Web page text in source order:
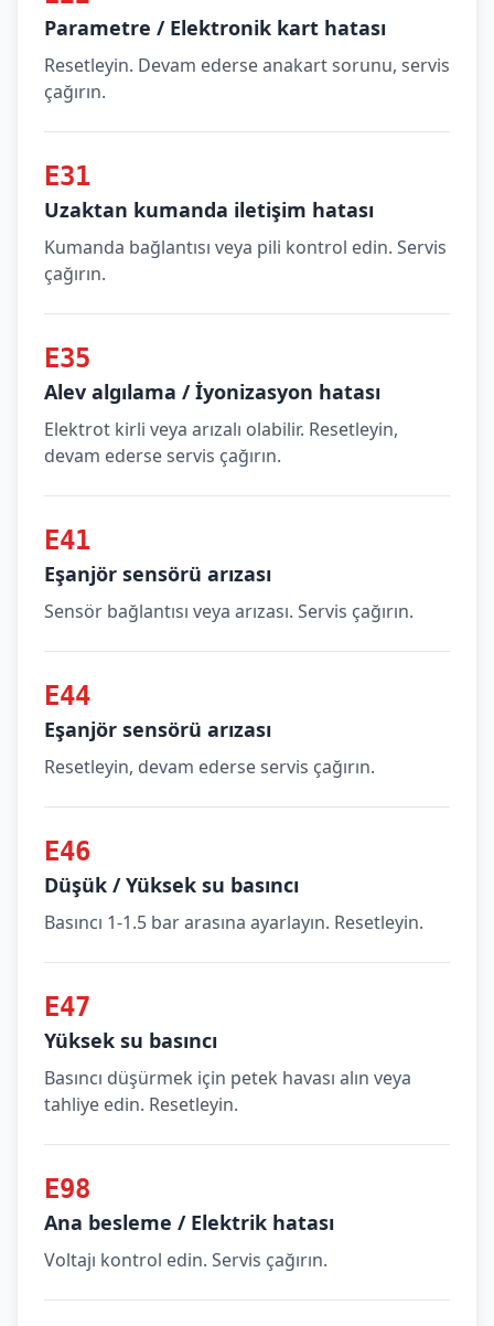
Parametre / Elektronik kart hatası
Resetleyin. Devam ederse anakart sorunu, servis
çağırın.
E31
Uzaktan kumanda iletişim hatası
Kumanda bağlantısı veya pili kontrol edin. Servis
çağırın.
E35
Alev algılama / İyonizasyon hatası
Elektrot kirli veya arızalı olabilir. Resetleyin,
devam ederse servis çağırın.
E41
Eşanjör sensörü arızası
Sensör bağlantısı veya arızası. Servis çağırın.
E44
Eşanjör sensörü arızası
Resetleyin, devam ederse servis çağırın.
E46
Düşük / Yüksek su basıncı
Basıncı 1-1.5 bar arasına ayarlayın. Resetleyin.
E47
Yüksek su basıncı
Basıncı düşürmek için petek havası alın veya
tahliye edin. Resetleyin.
E98
Ana besleme / Elektrik hatası
Voltajı kontrol edin. Servis çağırın.